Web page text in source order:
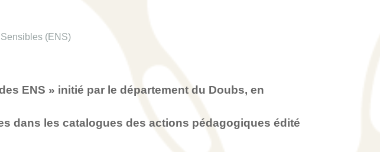
(ENS)
ENS » initié par le département du Doubs, en
dans les catalogues des actions pédagogiques édité